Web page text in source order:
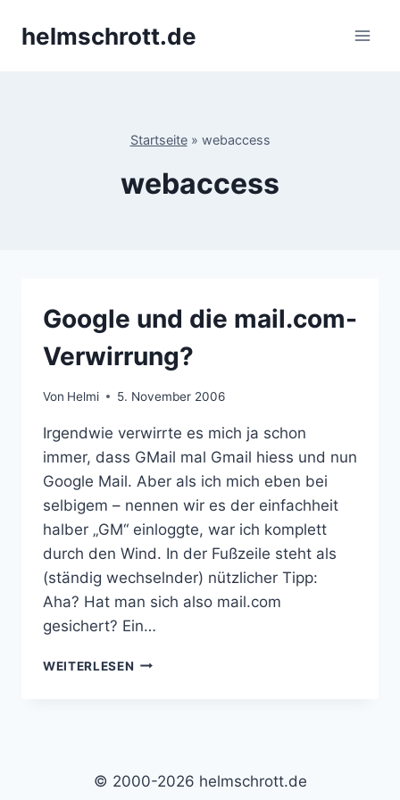
Inhalthelmschrott.de
Startseite» webaccess
webaccess
Google und die mail.com-
Verwirrung?
Von Helmi 5. November 2006
Irgendwie verwirrte es mich ja schon
immer, dass GMail mal Gmail hiess und nun
Google Mail. Aber als ich mich eben bei
selbigem – nennen wir es der einfachheit
halber „GM“ einloggte, war ich komplett
durch den Wind. In der Fußzeile steht als
(ständig wechselnder) nützlicher Tipp:
Aha? Hat man sich also mail.com
gesichert? Ein…
WEITERLESEN GOOGLE
© 2000-2026 helmschrott.de